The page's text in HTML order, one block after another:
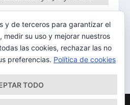
de Arona 4Every1 trae a
actividades y DJ
y de terceros para garantizar el
su uso y mejorar nuestros
las cookies, rechazar las no
preferencias. Política de cookies
TODO